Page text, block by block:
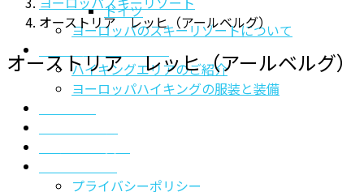
ドイツ
ヨーロッパのスキーリゾートについて
ハイキングエリアのご紹介
ヨーロッパハイキングの服装と装備
プライバシーポリシー
オーストリア レッヒ（アールベルグ）
オーストリア レッヒ（アールベルグ）